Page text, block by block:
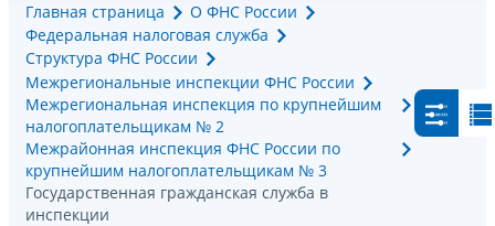
Главная страница
О ФНС России
Федеральная налоговая служба
Структура ФНС России
Межрегиональные инспекции ФНС России
Межрегиональная инспекция по крупнейшим
налогоплательщикам № 2
Межрайонная инспекция ФНС России по
крупнейшим налогоплательщикам № 3
Государственная гражданская служба в
инспекции